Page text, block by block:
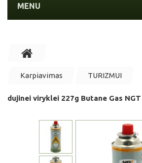
MENU
Karpiavimas TURIZMUI
dujinei viryklei 227g Butane Gas NGT